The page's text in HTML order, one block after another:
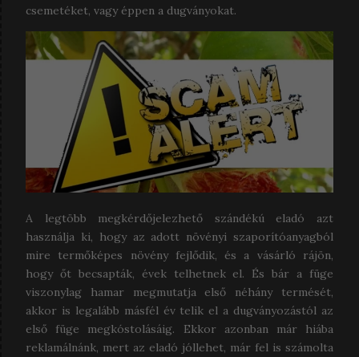
csemetéket, vagy éppen a dugványokat.
A legtöbb megkérdőjelezhető szándékú eladó azt
használja ki, hogy az adott növényi szaporítóanyagból
mire termőképes növény fejlődik, és a vásárló rájön,
hogy őt becsapták, évek telhetnek el. És bár a füge
viszonylag hamar megmutatja első néhány termését,
akkor is legalább másfél év telik el a dugványozástól az
első füge megkóstolásáig. Ekkor azonban már hiába
reklamálnánk, mert az eladó jóllehet, már fel is számolta